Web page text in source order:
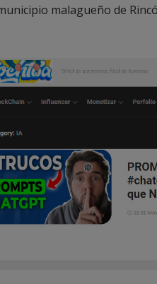
malagueño de